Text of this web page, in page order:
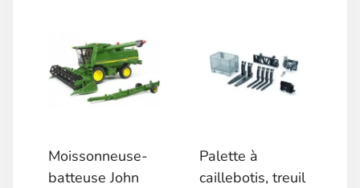
Moissonneuse-
batteuse John
Palette à
caillebotis, treuil